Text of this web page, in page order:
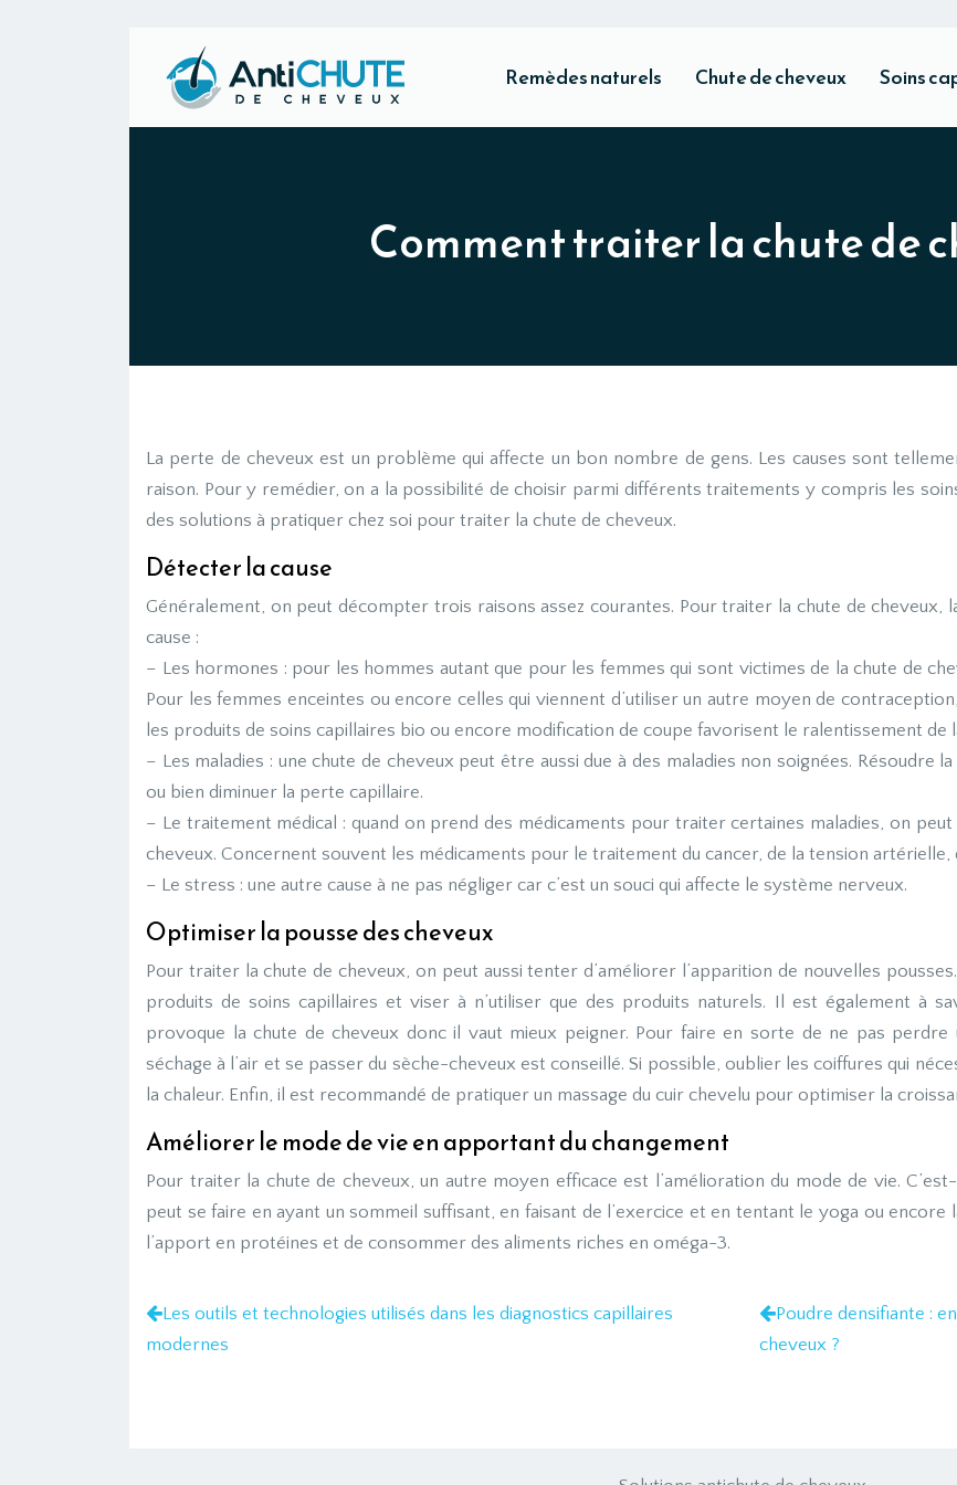
Remèdes naturels Chute de cheveux Soins
Comment traiter la chute de
La perte de cheveux est un problème qui affecte un bon nombre de gens. Les causes sont
raison. Pour y remédier, on a la possibilité de choisir parmi différents traitements y compris les
des solutions à pratiquer chez soi pour traiter la chute de cheveux.
Détecter la cause
Généralement, on peut décompter trois raisons assez courantes. Pour traiter la chute de
cause :
– Les hormones : pour les hommes autant que pour les femmes qui sont victimes de la chute de
Pour les femmes enceintes ou encore celles qui viennent d’utiliser un autre moyen de
les produits de soins capillaires bio ou encore modification de coupe favorisent le ralentissement de
– Les maladies : une chute de cheveux peut être aussi due à des maladies non soignées.
ou bien diminuer la perte capillaire.
– Le traitement médical : quand on prend des médicaments pour traiter certaines maladies, on
cheveux. Concernent souvent les médicaments pour le traitement du cancer, de la tension artérielle,
– Le stress : une autre cause à ne pas négliger car c’est un souci qui affecte le système nerveux.
Optimiser la pousse des cheveux
Pour traiter la chute de cheveux, on peut aussi tenter d’améliorer l’apparition de nouvelles
produits de soins capillaires et viser à n’utiliser que des produits naturels. Il est également à
provoque la chute de cheveux donc il vaut mieux peigner. Pour faire en sorte de ne pas
séchage à l’air et se passer du sèche-cheveux est conseillé. Si possible, oublier les coiffures qui
la chaleur. Enfin, il est recommandé de pratiquer un massage du cuir chevelu pour optimiser la
Améliorer le mode de vie en apportant du changement
Pour traiter la chute de cheveux, un autre moyen efficace est l’amélioration du mode de vie.
peut se faire en ayant un sommeil suffisant, en faisant de l’exercice et en tentant le yoga ou encore
l’apport en protéines et de consommer des aliments riches en oméga-3.
Les outils et technologies utilisés dans les diagnostics capillaires
modernes
Poudre densifiante :
cheveux ?